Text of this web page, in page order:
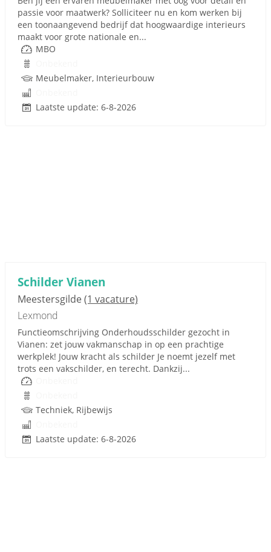
passie voor maatwerk? Solliciteer nu en kom werken bij
een toonaangevend bedrijf dat hoogwaardige interieurs
maakt voor grote nationale en...
MBO
Meubelmaker, Interieurbouw
Laatste update: 6-8-2026
Schilder Vianen
Meestersgilde(1 vacature)
Lexmond
Functieomschrijving Onderhoudsschilder gezocht in
Vianen: zet jouw vakmanschap in op een prachtige
werkplek! Jouw kracht als schilder Je noemt jezelf met
trots een vakschilder, en terecht. Dankzij...
Techniek, Rijbewijs
Laatste update: 6-8-2026